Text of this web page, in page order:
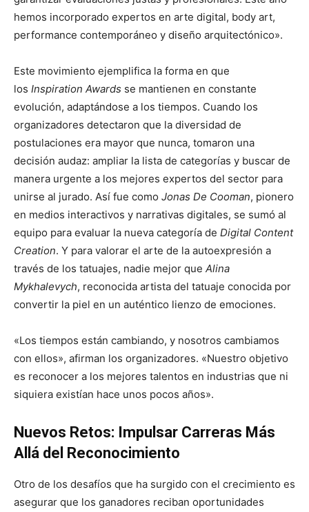
hemos incorporado expertos en arte digital, body art,
performance contemporáneo y diseño arquitectónico».
Este movimiento ejemplifica la forma en que
los Inspiration Awards se mantienen en constante
evolución, adaptándose a los tiempos. Cuando los
organizadores detectaron que la diversidad de
postulaciones era mayor que nunca, tomaron una
decisión audaz: ampliar la lista de categorías y buscar de
manera urgente a los mejores expertos del sector para
unirse al jurado. Así fue como Jоnаs Dе Cооmаn, pionero
en medios interactivos y narrativas digitales, se sumó al
equipo para evaluar la nueva categoría de Digital Content
Creation. Y para valorar el arte de la autoexpresión a
través de los tatuajes, nadie mejor que Alina
Mykhalevych, reconocida artista del tatuaje conocida por
convertir la piel en un auténtico lienzo de emociones.
«Los tiempos están cambiando, y nosotros cambiamos
con ellos», afirman los organizadores. «Nuestro objetivo
es reconocer a los mejores talentos en industrias que ni
siquiera existían hace unos pocos años».
Nuevos Retos: Impulsar Carreras Más
Allá del Reconocimiento
Otro de los desafíos que ha surgido con el crecimiento es
asegurar que los ganadores reciban oportunidades